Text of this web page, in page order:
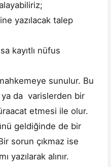
yazılacak talep
kayıtlı nüfus
sunulur. Bu
ya da varislerden bir
etmesi ile olur.
geldiğinde de bir
sorun çıkmaz ise
yazılarak alınır.